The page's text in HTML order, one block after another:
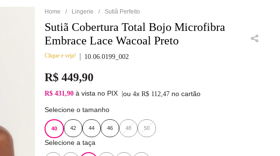
Lingerie Sutiã Perfeito
Sutiã Cobertura Total Bojo Microfibra
Embrace Lace Wacoal Preto
Clique e veja! 10.06.0199_002
R$ 449,90
R$ 431,90 à vista no PIX |ou4xR$ 112 ,47 no cartão
Selecione o tamanho
40 42 44 46 48 50
Selecione a taça